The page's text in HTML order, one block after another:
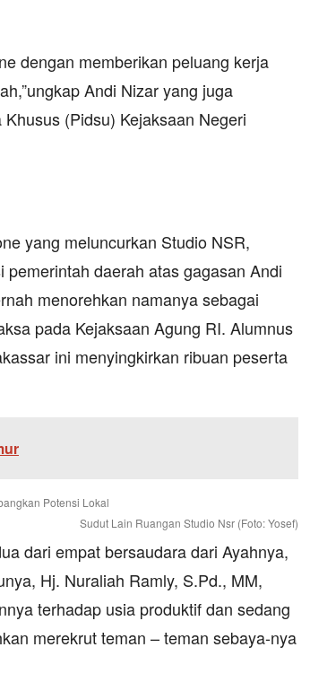
dengan memberikan peluang kerja
Andi Nizar yang juga
(Pidsu) Kejaksaan Negeri
yang meluncurkan Studio NSR,
daerah atas gagasan Andi
menorehkan namanya sebagai
pada Kejaksaan Agung RI. Alumnus
ini menyingkirkan ribuan peserta
Sudut Lain Ruangan Studio Nsr (Foto: Yosef)
dari empat bersaudara dari Ayahnya,
Hj. Nuraliah Ramly, S.Pd., MM,
terhadap usia produktif dan sedang
merekrut teman – teman sebaya-nya